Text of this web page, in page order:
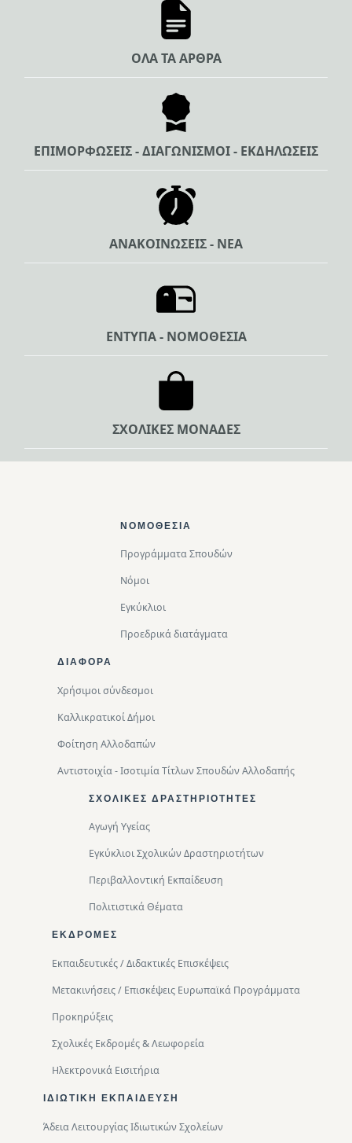
ΟΛΑ ΤΑ ΑΡΘΡΑ
ΕΠΙΜΟΡΦΩΣΕΙΣ - ΔΙΑΓΩΝΙΣΜΟΙ - ΕΚΔΗΛΩΣΕΙΣ
ΑΝΑΚΟΙΝΩΣΕΙΣ - ΝΕΑ
ΕΝΤΥΠΑ - ΝΟΜΟΘΕΣΙΑ
ΣΧΟΛΙΚΕΣ ΜΟΝΑΔΕΣ
ΝΟΜΟΘΕΣΊΑ
Προγράμματα Σπουδών
Νόμοι
Εγκύκλιοι
Προεδρικά διατάγματα
ΔΙΑΦΟΡΑ
Χρήσιμοι σύνδεσμοι
Καλλικρατικοί Δήμοι
Φοίτηση Αλλοδαπών
Αντιστοιχία - Ισοτιμία Τίτλων Σπουδών Αλλοδαπής
ΣΧΟΛΙΚΈΣ ΔΡΑΣΤΗΡΙΌΤΗΤΕΣ
Αγωγή Υγείας
Εγκύκλιοι Σχολικών Δραστηριοτήτων
Περιβαλλοντική Eκπαίδευση
Πολιτιστικά Θέματα
ΕΚΔΡΟΜΈΣ
Εκπαιδευτικές / Διδακτικές Επισκέψεις
Μετακινήσεις / Επισκέψεις Ευρωπαϊκά Προγράμματα
Προκηρύξεις
Σχολικές Εκδρομές & Λεωφορεία
Ηλεκτρονικά Εισιτήρια
ΙΔΙΩΤΙΚΉ ΕΚΠΑΊΔΕΥΣΗ
Άδεια Λειτουργίας Ιδιωτικών Σχολείων